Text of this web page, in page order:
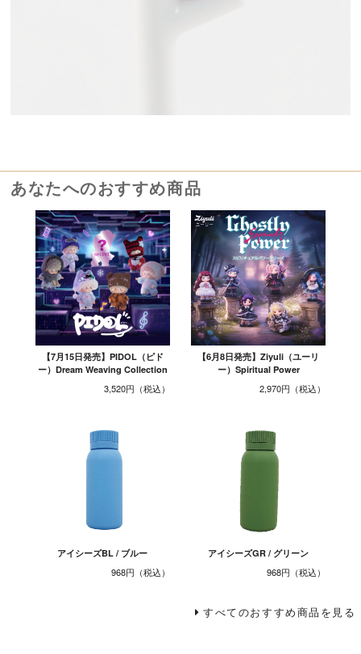
あなたへのおすすめ商品
【7月15日発売】PIDOL（ピド
ー）Dream Weaving Collection
3,520円
【6月8日発売】Ziyuli（ユーリ
ー）Spiritual Power
2,970円
アイシーズBL / ブルー
968円
アイシーズGR / グリーン
968円
すべてのおすすめ商品を見る